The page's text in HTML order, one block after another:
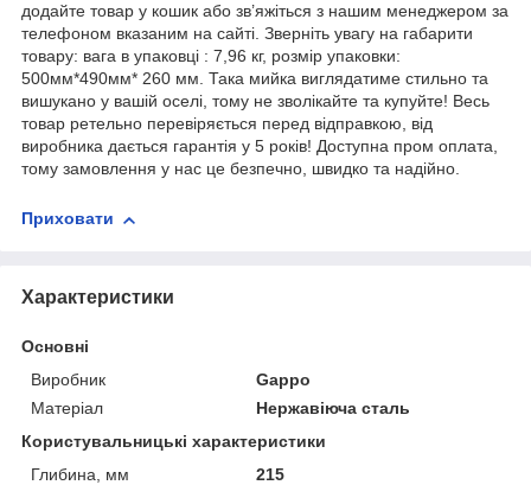
додайте товар у кошик або зв’яжіться з нашим менеджером за
телефоном вказаним на сайті. Зверніть увагу на габарити
товару: вага в упаковці : 7,96 кг, розмір упаковки:
500мм*490мм* 260 мм. Така мийка виглядатиме стильно та
вишукано у вашій оселі, тому не зволікайте та купуйте! Весь
товар ретельно перевіряється перед відправкою, від
виробника дається гарантія у 5 років! Доступна пром оплата,
тому замовлення у нас це безпечно, швидко та надійно.
Приховати
Характеристики
Основні
Виробник
Gappo
Матеріал
Нержавіюча сталь
Користувальницькі характеристики
Глибина, мм
215